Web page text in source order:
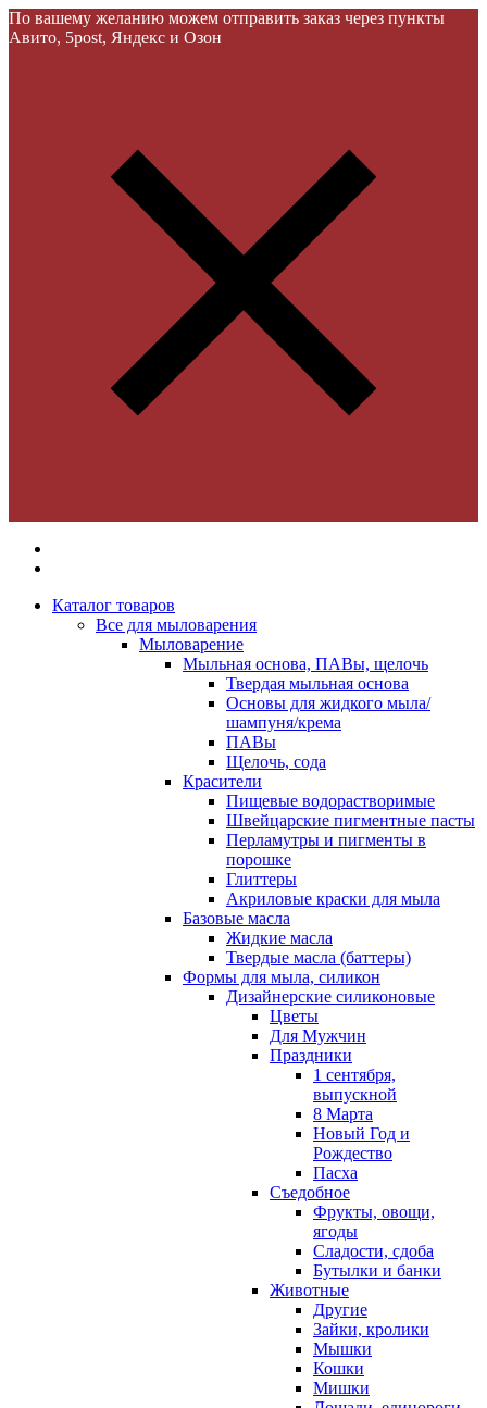
По вашему желанию можем отправить заказ через пункты
Авито, 5post, Яндекс и Озон
Каталог товаров
Все для мыловарения
Мыловарение
Мыльная основа, ПАВы, щелочь
Твердая мыльная основа
Основы для жидкого мыла/
шампуня/крема
ПАВы
Щелочь, сода
Красители
Пищевые водорастворимые
Швейцарские пигментные пасты
Перламутры и пигменты в
порошке
Глиттеры
Акриловые краски для мыла
Базовые масла
Жидкие масла
Твердые масла (баттеры)
Формы для мыла, силикон
Дизайнерские силиконовые
Цветы
Для Мужчин
Праздники
1 сентября,
выпускной
8 Марта
Новый Год и
Рождество
Пасха
Съедобное
Фрукты, овощи,
ягоды
Сладости, сдоба
Бутылки и банки
Животные
Другие
Зайки, кролики
Мышки
Кошки
Мишки